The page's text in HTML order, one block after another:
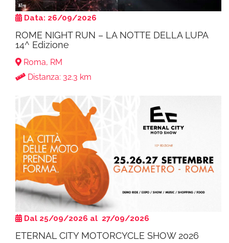
Data: 26/09/2026
ROME NIGHT RUN – LA NOTTE DELLA LUPA
14^ Edizione
Roma, RM
Distanza: 32.3 km
Dal 25/09/2026 al 27/09/2026
ETERNAL CITY MOTORCYCLE SHOW 2026